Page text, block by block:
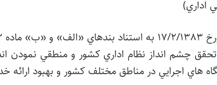
چشم انداز نظام اداري کشور و منطقي نمودن
هاي اجرايي در مناطق مختلف کشور و بهبود